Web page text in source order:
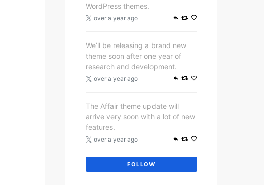
WordPress themes.
over a year ago
We’ll be releasing a brand new
theme soon after one year of
research and development.
over a year ago
The Affair theme update will
arrive very soon with a lot of new
features.
over a year ago
FOLLOW